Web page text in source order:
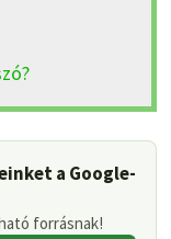
a Google-
forrásnak!